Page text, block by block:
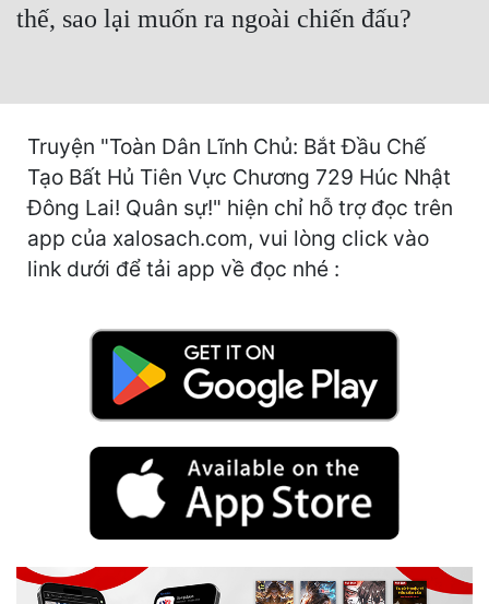
Góc Nhìn Nam
Huyền Nghi
Huyền Ảo
Hệ Thống
Khoa Huyễn Không Gian
Kỳ Ảo
thế, sao lại muốn ra ngoài chiến đấu?
Truyện "Toàn Dân Lĩnh Chủ: Bắt Đầu Chế
Tạo Bất Hủ Tiên Vực Chương 729 Húc Nhật
Đông Lai! Quân sự!" hiện chỉ hỗ trợ đọc trên
app của xalosach.com, vui lòng click vào
link dưới để tải app về đọc nhé :